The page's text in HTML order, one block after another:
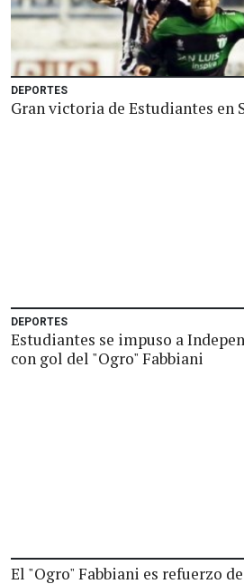
DEPORTES
Gran victoria de Estudiantes en
DEPORTES
Estudiantes se impuso a
con gol del "Ogro" Fabbiani
El "Ogro" Fabbiani es refuerzo